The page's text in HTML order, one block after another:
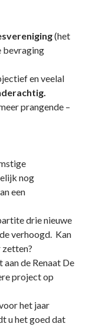
(het
bevraging
en veelal
prangende –
nog
een
drie nieuwe
verhoogd. Kan
de Renaat De
project op
het jaar
u het goed dat